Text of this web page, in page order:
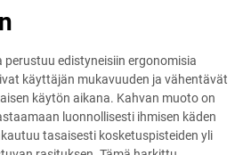
edistyneisiin ergonomisia
käyttäjän mukavuuden ja vähentävät
käytön aikana. Kahvan muoto on
luonnollisesti ihmisen käden
tasaisesti kosketuspisteiden yli